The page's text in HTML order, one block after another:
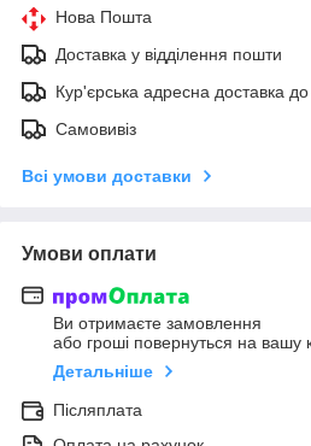
Нова Пошта
Доставка у відділення пошти
Кур'єрська адресна доставка
Самовивіз
Всі умови доставки
Умови оплати
Ви отримаєте замовлення
або гроші повернуться на вашу
Детальніше
Післяплата